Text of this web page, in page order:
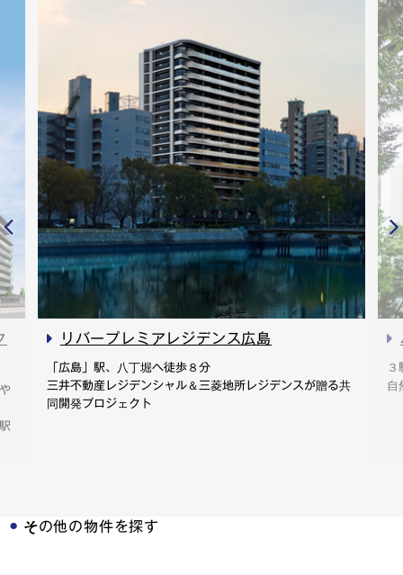
リバープレミアレジデンス広島
「広島」駅、八丁堀へ徒歩８分
三井不動産レジデンシャル＆三菱地所レジデンスが贈る共
同開発プロジェクト
３
自
その他の物件を探す